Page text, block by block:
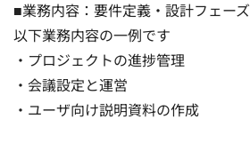
■業務内容：要件定義・設計フェーズ
以下業務内容の一例です
・プロジェクトの進捗管理
・会議設定と運営
・ユーザ向け説明資料の作成